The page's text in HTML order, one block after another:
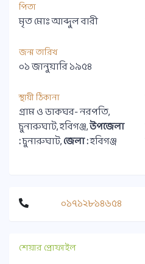
পিতা
মৃত মোঃ আব্দুল বারী
জন্ম তারিখ
০১ জানুয়ারি ১৯৫৪
স্থায়ী ঠিকানা
গ্রাম ও ডাকঘর- নরপতি,
চুনারুঘাট, হবিগঞ্জ,উপজেলা
:চুনারুঘাট,জেলা :হবিগঞ্জ
০১৭১২৮১৪৬৫৪
শেয়ার প্রোফাইল